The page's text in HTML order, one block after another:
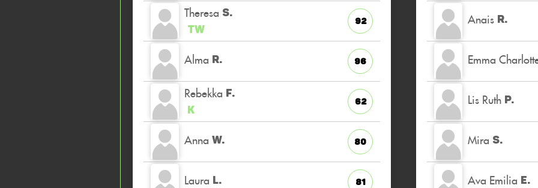
Theresa S.
TW
92
Alma R. 96
Rebekka F.
K
62
Anna W. 80
Laura L. 81
Anais R.
Emma
Lis Ruth P.
Mira S.
Ava Emilia E.